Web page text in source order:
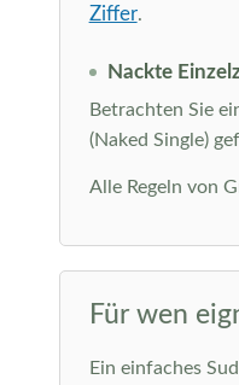
Ziffer.
Nackte
Betrachten Sie
(Naked Single)
Alle Regeln von
Für wen
Ein einfaches